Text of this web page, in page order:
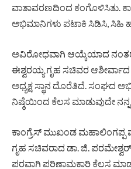
ವಾತಾವರಣದಿಂದ ಕಂಗೊಳಿಸಿತು.
ಅಭಿಮಾನಿಗಳು ಪಟಾಕಿ ಸಿಡಿಸಿ, ಸಿಹಿ
ಅವಿರೋಧವಾಗಿ ಆಯ್ಕೆಯಾದ ನಂತರ
ಈಶ್ವರಯ್ಯ ಗೃಹ ಸಚಿವರ
ಅಧ್ಯಕ್ಷ ಸ್ಥಾನ ದೊರೆತಿದೆ. ಸಂಘದ
ನಿಷ್ಠೆಯಿಂದ ಕೆಲಸ ಮಾಡುವುದೇ
ಕಾಂಗ್ರೆಸ್ ಮುಖಂಡ ಮಹಾಲಿಂಗಪ್ಪ
ಗೃಹ ಸಚಿವರಾದ ಡಾ. ಜಿ.
ಪರವಾಗಿ ಪರಿಣಾಮಕಾರಿ ಕೆಲಸ